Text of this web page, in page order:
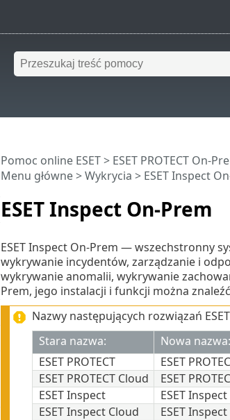
ESET Inspect On-Prem
Pomoc online ESET> ESET PROTECT On-
Menu główne>Wykrycia > ESET Inspect
ESET Inspect On-Prem — wszechstronny
wykrywanie incydentów, zarządzanie i
wykrywanie anomalii, wykrywanie
Prem, jego instalacji i funkcji można
Nazwy następujących rozwiązań
Stara nazwa:
Nowa nazwa:
ESET PROTECT
ESET
ESET PROTECT Cloud
ESET
ESET Inspect
ESET
ESET Inspect Cloud
ESET Inspect